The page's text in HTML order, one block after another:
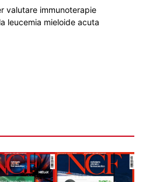
valutare immunoterapie
leucemia mieloide acuta